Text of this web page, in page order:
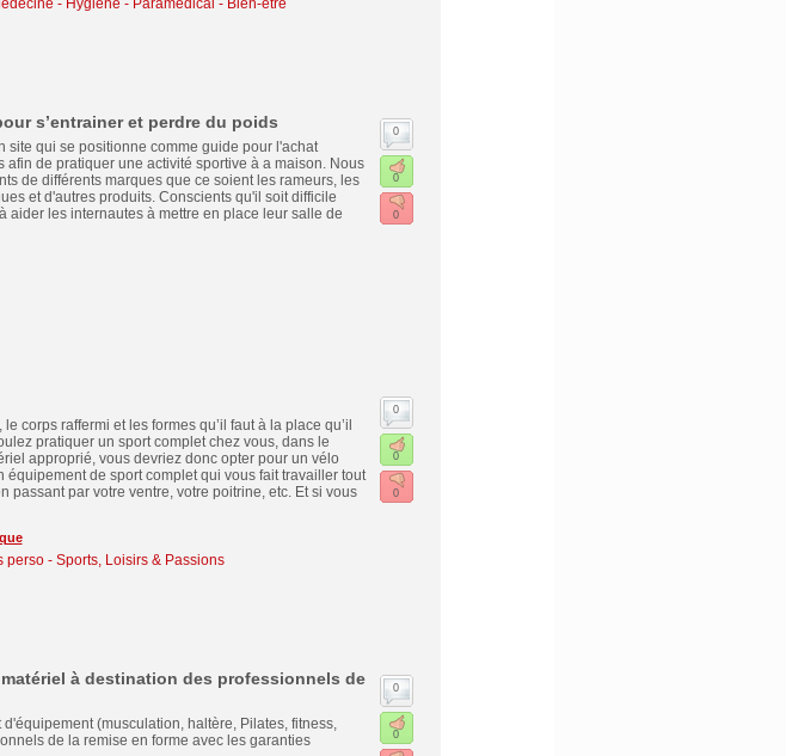
- Hygiène - Paramédical - Bien-être
s’entrainer et perdre du poids
site qui se positionne comme guide pour l'achat
de pratiquer une activité sportive à a maison. Nous
de différents marques que ce soient les rameurs, les
et d'autres produits. Conscients qu'il soit difficile
aider les internautes à mettre en place leur salle de
0
0
0
corps raffermi et les formes qu’il faut à la place qu’il
pratiquer un sport complet chez vous, dans le
approprié, vous devriez donc opter pour un vélo
de sport complet qui vous fait travailler tout
passant par votre ventre, votre poitrine, etc. Et si vous
perso- Sports, Loisirs & Passions
0
0
0
à destination des professionnels de
(musculation, haltère, Pilates, fitness,
de la remise en forme avec les garanties
0
0